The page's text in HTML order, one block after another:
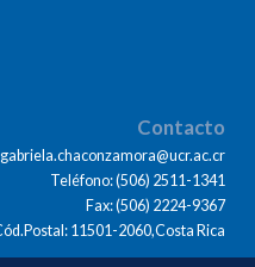
Contacto
Teléfono: (506) 2511-1341
Fax: (506) 2224-9367
11501-2060,Costa Rica